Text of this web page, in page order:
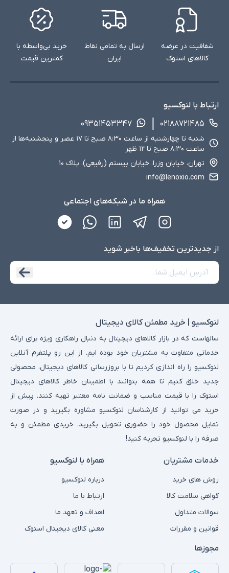
شفافیت در عرضه
کالاهای استوک
ارسال به تمامی نقاط
ایران
خرید بی‌واسطه با
کمترین قیمت
ارتباط با لنوکسیو
۰۲۱۸۸۷۲۱۴۸۵
۰۹۳۵۱۴۵۳۳۴۷
شنبه تا چهارشنبه از ساعت ۸:۳۰ صبح تا ۱۷ عصر و پنجشنبه‌ها از
ساعت ۸:۳۰ صبح تا ۱۲ ظهر
تهران، خیابان وزرا، خیابان بیستم (رفیعی)، پلاک ۱۰
info@lenoxio.com
همراه ما در شبکه‌های اجتماعی
از جدید‌ترین تخفیف‌ها با‌خبر شوید
لنوکسیو | خرید مطمئن کالای دیجیتال
سالهاست که در بازار کالاهای دیجیتال به دنبال راهکاری ویژه برای ارائه
خدماتی متفاوت به مشتریان خود بوده ایم. از این رو پلتفرم آنلاین
لنوکسیو را راه اندازی کردیم تا با بروزرسانی کالاهای دیجیتال، محصولی
جدید خلق کنیم تا همه بتوانند با اطمینان خاطر کالاهای دیجیتال
استوک را با قیمت مناسب و ضمانت نامه معتبر تهیه کنند. پیش از
خرید می توانید از کارشناسان لنوکسیو مشاوره بگیرید و در صورت
تمایل محصول خود را حضوری تحویل بگیرید. خریدی مطمئن و به
صرفه را با لنوکسیو تجربه کنید!
خدمات مشتریان
روش های خرید
گواهی سلامت کالا
سوالات متداول
قوانین و مقررات
همراه با لنوکسیو
درباره لنوکسیو
ارتباط با ما
اهداف و تعهد ما
معنی کالای دیجیتال استوک
مجوزها